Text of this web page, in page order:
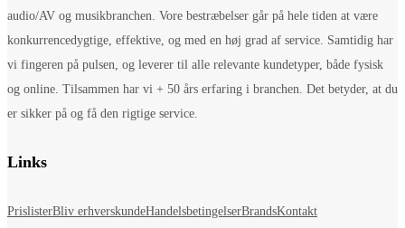
audio/AV og musikbranchen. Vore bestræbelser går på hele tiden at være
konkurrencedygtige, effektive, og med en høj grad af service. Samtidig har
vi fingeren på pulsen, og leverer til alle relevante kundetyper, både fysisk
og online. Tilsammen har vi + 50 års erfaring i branchen. Det betyder, at du
er sikker på og få den rigtige service.
Links
PrislisterBliv erhverskundeHandelsbetingelserBrandsKontakt